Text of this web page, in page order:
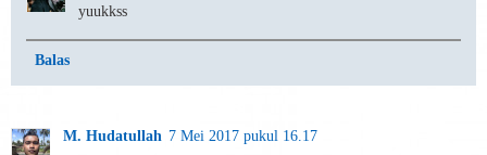
yuukkss
Balas
M. Hudatullah 7 Mei 2017 pukul 16.17